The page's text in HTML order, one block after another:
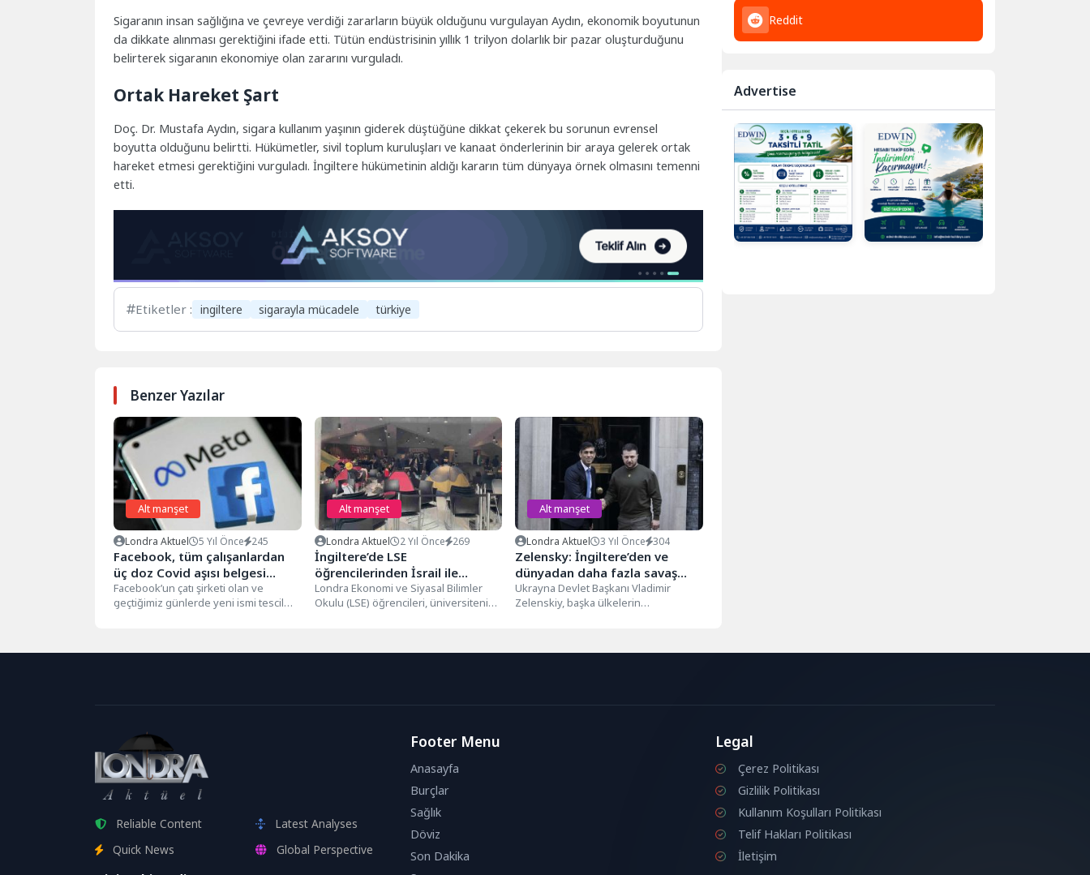
Sigaranın insan sağlığına ve çevreye verdiği zararların büyük olduğunu vurgulayan Aydın, ekonomik boyutunun
da dikkate alınması gerektiğini ifade etti. Tütün endüstrisinin yıllık 1 trilyon dolarlık bir pazar oluşturduğunu
belirterek sigaranın ekonomiye olan zararını vurguladı.
Ortak Hareket Şart
Doç. Dr. Mustafa Aydın, sigara kullanım yaşının giderek düştüğüne dikkat çekerek bu sorunun evrensel
boyutta olduğunu belirtti. Hükümetler, sivil toplum kuruluşları ve kanaat önderlerinin bir araya gelerek ortak
hareket etmesi gerektiğini vurguladı. İngiltere hükümetinin aldığı kararın tüm dünyaya örnek olmasını temenni
etti.
Etiketler : ingiltere sigarayla mücadele türkiye
Benzer Yazılar
Alt manşet
Londra Aktuel 5 Yıl Önce 245
Facebook, tüm çalışanlardan
üç doz Covid aşısı belgesi
isteyecek
Facebook’un çatı şirketi olan ve
geçtiğimiz günlerde yeni ismi tescil
Alt manşet
Londra Aktuel 2 Yıl Önce 269
İngiltere’de LSE
öğrencilerinden İsrail ile
işbirliğine karşı protesto
Londra Ekonomi ve Siyasal Bilimler
Okulu (LSE) öğrencileri, üniversitenin
Alt manşet
Londra Aktuel 3 Yıl Önce 304
Zelensky: İngiltere’den ve
dünyadan daha fazla savaş
uçağı istiyoruz
Ukrayna Devlet Başkanı Vladimir
Zelenskiy, başka ülkelerin
Reddit
Advertise
Reliable Content
Latest Analyses
Quick News
Global Perspective
Footer Menu
Anasayfa
Burçlar
Sağlık
Döviz
Son Dakika
Legal
Çerez Politikası
Gizlilik Politikası
Kullanım Koşulları Politikası
Telif Hakları Politikası
İletişim